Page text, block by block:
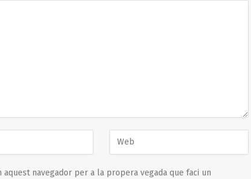
navegador per a la propera vegada que faci un